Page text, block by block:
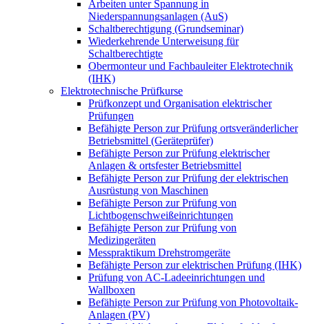
Arbeiten unter Spannung in
Niederspannungsanlagen (AuS)
Schaltberechtigung (Grundseminar)
Wiederkehrende Unterweisung für
Schaltberechtigte
Obermonteur und Fachbauleiter Elektrotechnik
(IHK)
Elektrotechnische Prüfkurse
Prüfkonzept und Organisation elektrischer
Prüfungen
Befähigte Person zur Prüfung ortsveränderlicher
Betriebsmittel (Geräteprüfer)
Befähigte Person zur Prüfung elektrischer
Anlagen & ortsfester Betriebsmittel
Befähigte Person zur Prüfung der elektrischen
Ausrüstung von Maschinen
Befähigte Person zur Prüfung von
Lichtbogenschweißeinrichtungen
Befähigte Person zur Prüfung von
Medizingeräten
Messpraktikum Drehstromgeräte
Befähigte Person zur elektrischen Prüfung (IHK)
Prüfung von AC-Ladeeinrichtungen und
Wallboxen
Befähigte Person zur Prüfung von Photovoltaik-
Anlagen (PV)